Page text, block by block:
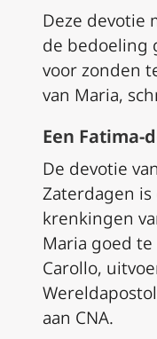
Deze devotie
de bedoeling
voor zonden
van Maria,
Een
De devotie
Zaterdagen
krenkingen
Maria goed
Carollo,
aan CNA.